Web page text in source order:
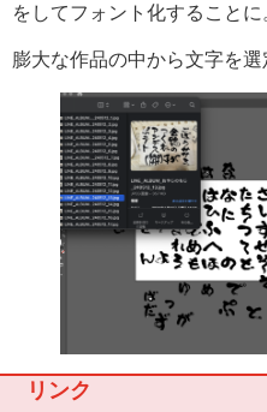
をしてフォント化することに
膨大な作品の中から文字を選
リンク